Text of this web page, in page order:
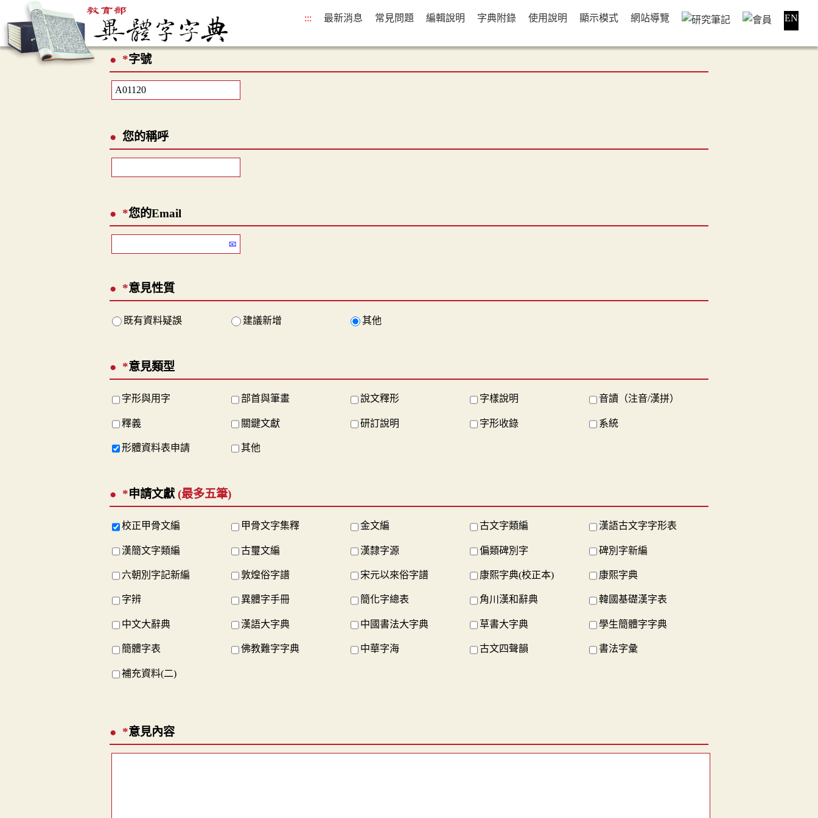
::: 最新消息 常見問題 編輯說明 字典附錄 使用說明 顯示模式 網站導覽 EN
*字號
您的稱呼
*您的Email
*意見性質
既有資料疑誤 建議新增 其他
*意見類型
字形與用字 部首與筆畫 說文釋形 字樣說明 音讀（注音/漢拼）
釋義 關鍵文獻 研訂說明 字形收錄 系統
形體資料表申請 其他
*申請文獻 (最多五筆)
校正甲骨文編 甲骨文字集釋 金文編 古文字類編 漢語古文字字形表
漢簡文字類編 古璽文編 漢隸字源 偏類碑別字 碑別字新編
六朝別字記新編 敦煌俗字譜 宋元以來俗字譜 康熙字典(校正本) 康熙字典
字辨 異體字手冊 簡化字總表 角川漢和辭典 韓國基礎漢字表
中文大辭典 漢語大字典 中國書法大字典 草書大字典 學生簡體字字典
簡體字表 佛教難字字典 中華字海 古文四聲韻 書法字彙
補充資料(二)
*意見內容